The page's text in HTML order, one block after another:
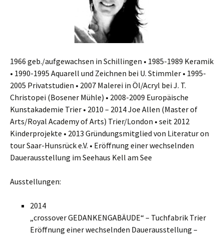
1966 geb./aufgewachsen in Schillingen • 1985-1989 Keramik
• 1990-1995 Aquarell und Zeichnen bei U. Stimmler • 1995-
2005 Privatstudien • 2007 Malerei in Öl/Acryl bei J. T.
Christopei (Bosener Mühle) • 2008-2009 Europäische
Kunstakademie Trier • 2010 – 2014 Joe Allen (Master of
Arts/Royal Academy of Arts) Trier/London • seit 2012
Kinderprojekte • 2013 Gründungsmitglied von Literatur on
tour Saar-Hunsrück e.V. • Eröffnung einer wechselnden
Dauerausstellung im Seehaus Kell am See
Ausstellungen:
2014
„crossover GEDANKENGABÄUDE“ – Tuchfabrik Trier
Eröffnung einer wechselnden Dauerausstellung –